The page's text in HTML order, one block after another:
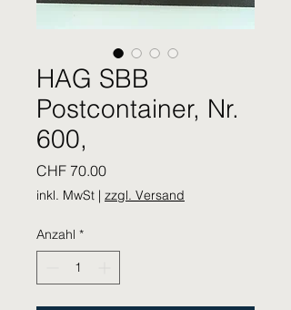
HAG SBB
Postcontainer, Nr.
600,
CHF 70.00Preis
inkl. MwSt | zzgl. Versand
Anzahl *